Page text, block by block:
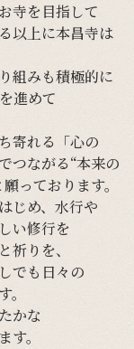
お寺を目指して
以上に本昌寺は
組みも積極的に
進めて
寄れる 「心の
つながる“本来の
願っております。
はじめ、 水行や
い修行を
祈りを、
でも 日々の
。
かな
す。